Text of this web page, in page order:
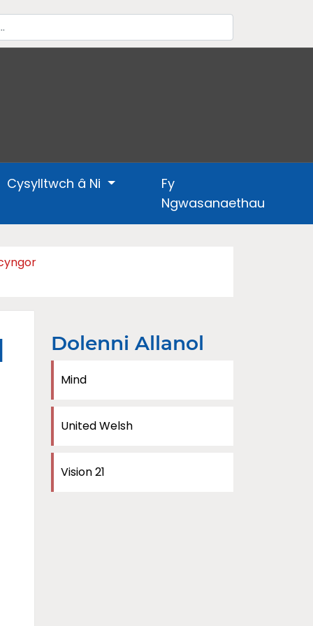
Cysylltwch â Ni
Fy
Ngwasanaethau
Dolenni Allanol
Mind
United Welsh
Vision 21